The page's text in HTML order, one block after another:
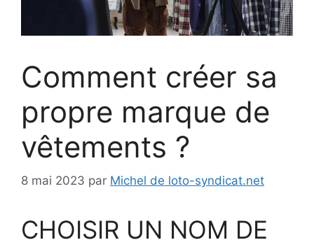
Comment créer sa
propre marque de
vêtements ?
8 mai 2023 par Michel de loto-syndicat.net
CHOISIR UN NOM DE